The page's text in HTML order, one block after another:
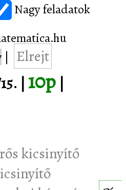
Nagy feladatok
| Elrejt
| 10p |